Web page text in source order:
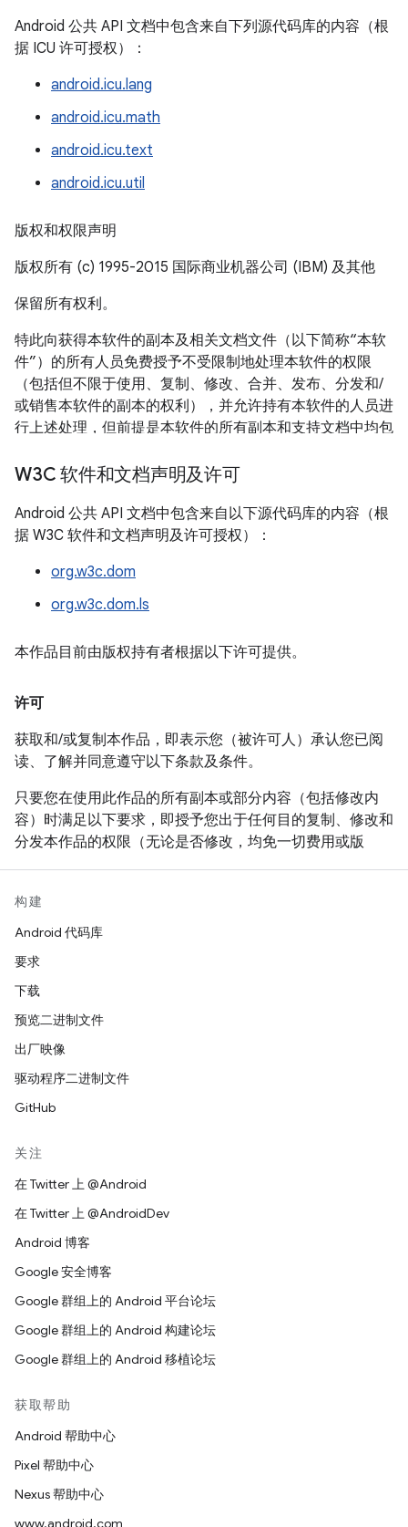
Android 公共 API 文档中包含来自下列源代码库的内容（根
据 ICU 许可授权）：
android.icu.lang
android.icu.math
android.icu.text
android.icu.util
版权和权限声明
版权所有 (c) 1995-2015 国际商业机器公司 (IBM) 及其他
保留所有权利。
特此向获得本软件的副本及相关文档文件（以下简称“本软
件”）的所有人员免费授予不受限制地处理本软件的权限
（包括但不限于使用、复制、修改、合并、发布、分发和/
或销售本软件的副本的权利），并允许持有本软件的人员进
行上述处理，但前提是本软件的所有副本和支持文档中均包
本软件按“原样”提供，不提供任何形式（明示或暗示）的保
证，包括但不限于针对适销性、特定用途适用性以及不对第
三方构成侵权的保证。在任何情况下，无论是在合同诉讼、
性能造成的以及与使用本软件或本软件的性能相关的任何索
赔，任何特殊、间接或结果性损害，或任何因本软件无法使
用、数据丢失或利润损失造成的损害，本声明中提到的版权
持有者均不承担任何责任。
授权的情况下，不得在广告中或以其他形式使用版权持有者
W3C 软件和文档声明及许可
Android 公共 API 文档中包含来自以下源代码库的内容（根
据 W3C 软件和文档声明及许可授权）：
org.w3c.dom
org.w3c.dom.ls
本作品目前由版权持有者根据以下许可提供。
许可
获取和/或复制本作品，即表示您（被许可人）承认您已阅
读、了解并同意遵守以下条款及条件。
只要您在使用此作品的所有副本或部分内容（包括修改内
容）时满足以下要求，即授予您出于任何目的复制、修改和
分发本作品的权限（无论是否修改，均免一切费用或版
明的全文内容。
在针对新代码或文档的版权声明中注明所做的任何更
改或修改，例如“本软件或文档中包含从 [W3C 文档的
名称或 URI] 复制的内容或根据 [W3C 文档的名称或
本作品按“原样”提供，且版权持有者不提供任何明示或暗示
用性或使用本软件或文档不会对任何第三方专利、版权、商
标或其他权利构成侵权的保证。
对于因使用本软件或文档造成的任何直接、间接、特殊或结
果性损害，版权持有者均不承担任何责任。
在未事先征得特定书面许可的情况下，不得在与本作品相关
作品包含的版权始终归版权持有者所有。
构建
Android 代码库
要求
下载
预览二进制文件
出厂映像
驱动程序二进制文件
GitHub
关注
在 Twitter 上 @Android
在 Twitter 上 @AndroidDev
Android 博客
Google 安全博客
Google 群组上的 Android 平台论坛
Google 群组上的 Android 构建论坛
Google 群组上的 Android 移植论坛
获取帮助
Android 帮助中心
Pixel 帮助中心
Nexus 帮助中心
www.android.com